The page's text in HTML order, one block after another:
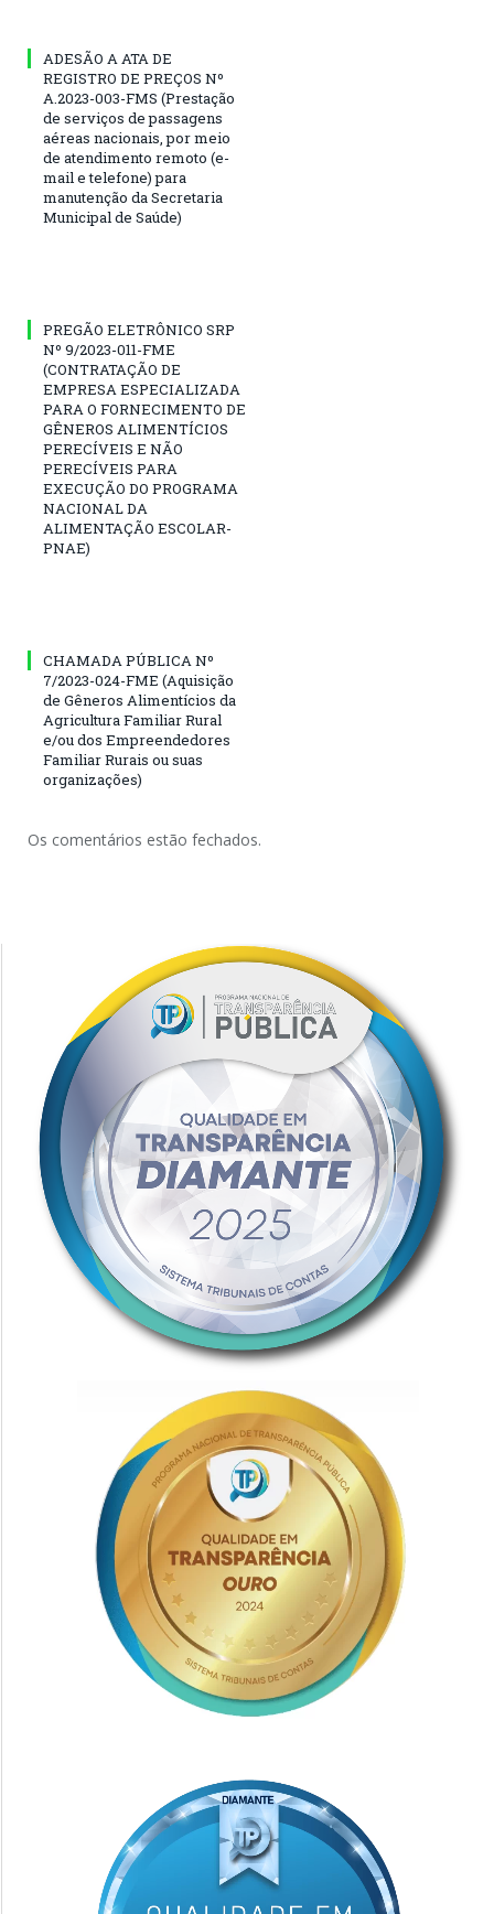
ADESÃO A ATA DE
REGISTRO DE PREÇOS Nº
A.2023-003-FMS (Prestação
de serviços de passagens
aéreas nacionais, por meio
de atendimento remoto (e-
mail e telefone) para
manutenção da Secretaria
Municipal de Saúde)
PREGÃO ELETRÔNICO SRP
Nº 9/2023-011-FME
(CONTRATAÇÃO DE
EMPRESA ESPECIALIZADA
PARA O FORNECIMENTO DE
GÊNEROS ALIMENTÍCIOS
PERECÍVEIS E NÃO
PERECÍVEIS PARA
EXECUÇÃO DO PROGRAMA
NACIONAL DA
ALIMENTAÇÃO ESCOLAR-
PNAE)
CHAMADA PÚBLICA Nº
7/2023-024-FME (Aquisição
de Gêneros Alimentícios da
Agricultura Familiar Rural
e/ou dos Empreendedores
Familiar Rurais ou suas
organizações)
Os comentários estão fechados.